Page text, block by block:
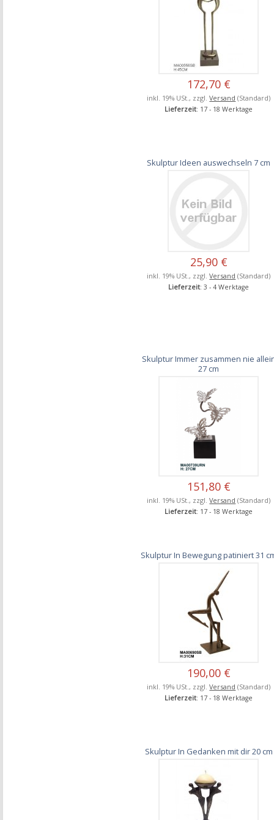
172,70 €
inkl. 19% USt., zzgl.Versand (Standard)
Lieferzeit: 17 - 18 Werktage
Skulptur Ideen auswechseln 7 cm
25,90 €
inkl. 19% USt., zzgl.Versand (Standard)
Lieferzeit: 3 - 4 Werktage
Skulptur Immer zusammen nie
27 cm
151,80 €
inkl. 19% USt., zzgl.Versand (Standard)
Lieferzeit: 17 - 18 Werktage
Skulptur In Bewegung patiniert 31
190,00 €
inkl. 19% USt., zzgl.Versand (Standard)
Lieferzeit: 17 - 18 Werktage
Skulptur In Gedanken mit dir 20 cm